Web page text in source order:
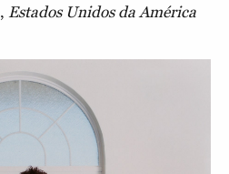
, Estados Unidos da América